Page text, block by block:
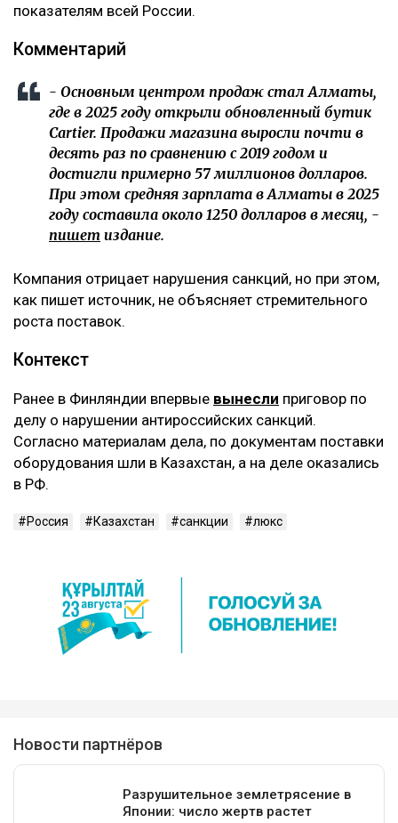
показателям всей России.
Комментарий
- Основным центром продаж стал Алматы,
где в 2025 году открыли обновленный бутик
Cartier. Продажи магазина выросли почти в
десять раз по сравнению с 2019 годом и
достигли примерно 57 миллионов долларов.
При этом средняя зарплата в Алматы в 2025
году составила около 1250 долларов в месяц, -
пишет издание.
Компания отрицает нарушения санкций, но при этом,
как пишет источник, не объясняет стремительного
роста поставок.
Контекст
Ранее в Финляндии впервые вынесли приговор по
делу о нарушении антироссийских санкций.
Согласно материалам дела, по документам поставки
оборудования шли в Казахстан, а на деле оказались
в РФ.
Россия Казахстан санкции люкс